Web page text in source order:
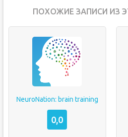
ПОХОЖИЕ ЗАПИСИ ИЗ
NeuroNation: brain training
0,0